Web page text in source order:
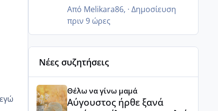
Από Melikara86, · Δημοσίευση
πριν 9 ώρες
Νέες συζητήσεις
Αύγουστος ήρθε ξανά γεμάτος γέλια και
Θέλω να γίνω μαμά
Αύγουστος ήρθε ξανά